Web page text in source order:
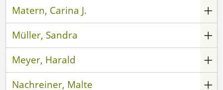
Matern, Carina J.
Müller, Sandra
Meyer, Harald
Nachreiner, Malte